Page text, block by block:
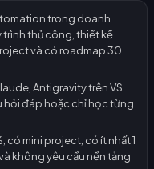
trong doanh
thủ công, thiết kế
và có roadmap 30
Antigravity trên VS
hỏi đáp hoặc chỉ học từng
có mini project, có ít nhất 1
không yêu cầu nền tảng